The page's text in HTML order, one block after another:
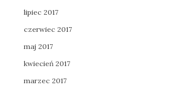
lipiec 2017
czerwiec 2017
maj 2017
kwiecień 2017
marzec 2017